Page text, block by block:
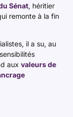
Sénat, héritier
remonte à la fin
il a su, au
aux valeurs de